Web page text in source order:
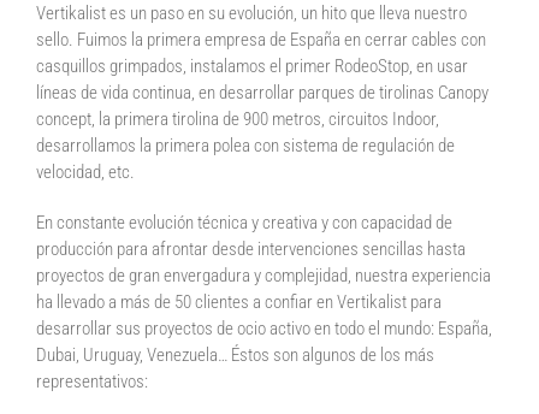
Vertikalist es un paso en su evolución, un hito que lleva nuestro
sello. Fuimos la primera empresa de España en cerrar cables con
casquillos grimpados, instalamos el primer RodeoStop, en usar
líneas de vida continua, en desarrollar parques de tirolinas Canopy
concept, la primera tirolina de 900 metros, circuitos Indoor,
desarrollamos la primera polea con sistema de regulación de
velocidad, etc.
En constante evolución técnica y creativa y con capacidad de
producción para afrontar desde intervenciones sencillas hasta
proyectos de gran envergadura y complejidad, nuestra experiencia
ha llevado a más de 50 clientes a confiar en Vertikalist para
desarrollar sus proyectos de ocio activo en todo el mundo: España,
Dubai, Uruguay, Venezuela… Éstos son algunos de los más
representativos: